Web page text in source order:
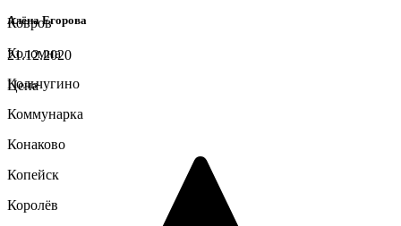
Алёна Егорова
21.12.2020
Цена
Ковров
Коломна
Кольчугино
Коммунарка
Конаково
Копейск
Королёв